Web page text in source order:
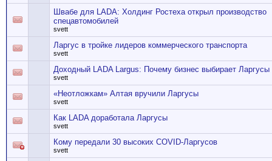
Швабе для LADA: Холдинг Ростеха открыл производство
спецавтомобилей
svett
Ларгус в тройке лидеров коммерческого транспорта
svett
Доходный LADA Largus: Почему бизнес выбирает Ларгусы
svett
«Неотложкам» Алтая вручили Ларгусы
svett
Как LADA доработала Ларгусы
svett
Кому передали 30 высоких COVID-Ларгусов
svett